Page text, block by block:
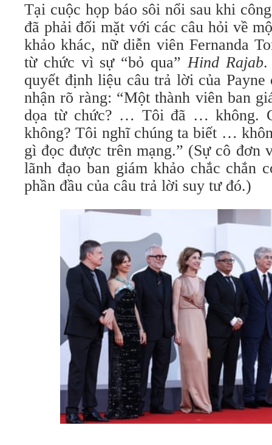
Tại cuộc họp báo sôi nổi sau khi
đã phải đối mặt với các câu hỏi về
khảo khác, nữ diễn viên Fernanda
từ chức vì sự “bỏ qua”Hind Rajab.
quyết định liệu câu trả lời của
nhận rõ ràng: “Một thành viên ban
dọa từ chức? … Tôi đã … không.
không? Tôi nghĩ chúng ta biết …
gì đọc được trên mạng.” (Sự cô đơn
lãnh đạo ban giám khảo chắc chắn
phần đầu của câu trả lời suy tư đó.)